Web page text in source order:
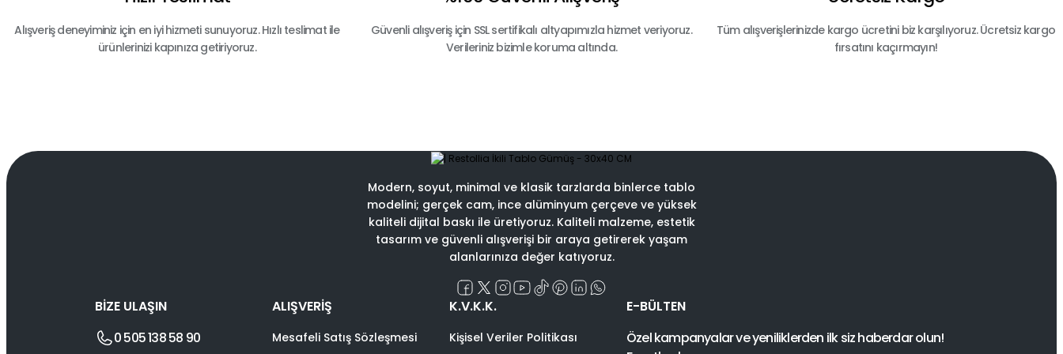
Alışveriş deneyiminiz için en iyi hizmeti sunuyoruz. Hızlı teslimat ile
ürünlerinizi kapınıza getiriyoruz.
Güvenli alışveriş için SSL sertifikalı altyapımızla hizmet veriyoruz.
Verileriniz bizimle koruma altında.
Tüm alışverişlerinizde kargo ücretini biz karşılıyoruz. Ücretsiz kargo
fırsatını kaçırmayın!
Modern, soyut, minimal ve klasik tarzlarda binlerce tablo
modelini; gerçek cam, ince alüminyum çerçeve ve yüksek
kaliteli dijital baskı ile üretiyoruz. Kaliteli malzeme, estetik
tasarım ve güvenli alışverişi bir araya getirerek yaşam
alanlarınıza değer katıyoruz.
BİZE ULAŞIN
0 505 138 58 90
ALIŞVERİŞ
Mesafeli Satış Sözleşmesi
K.V.K.K.
Kişisel Veriler Politikası
E-BÜLTEN
Özel kampanyalar ve yeniliklerden ilk siz haberdar olun!